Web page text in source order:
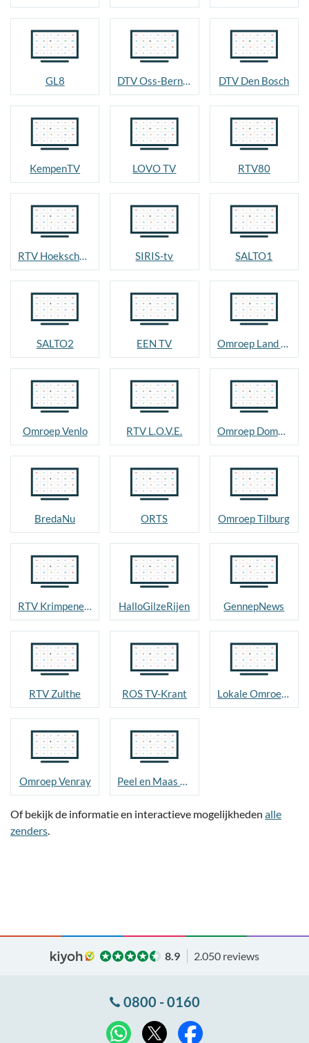
GL8 DTV Oss-Bernheze DTV Den Bosch
KempenTV LOVO TV RTV80
RTV Hoeksche Waard SIRIS-tv SALTO1
SALTO2 EEN TV Omroep Land van Cuijk
Omroep Venlo RTV L.O.V.E. Omroep Dommelland
BredaNu ORTS Omroep Tilburg
RTV Krimpenerwaard HalloGilzeRijen GennepNews
RTV Zulthe ROS TV-Krant Lokale Omroep Goirle
Omroep Venray Peel en Maas TV
Of bekijk de informatie en interactieve mogelijkheden alle
zenders.
8.9 2.050 reviews
0800 - 0160